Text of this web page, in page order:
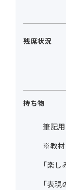
残席状況
持ち物
筆記
※教材
「楽
「表